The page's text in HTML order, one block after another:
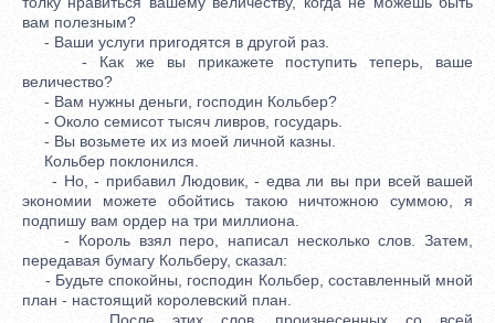
вам полезным?
- Ваши услуги пригодятся в другой раз.
- Как же вы прикажете поступить теперь, ваше
величество?
- Вам нужны деньги, господин Кольбер?
- Около семисот тысяч ливров, государь.
- Вы возьмете их из моей личной казны.
Кольбер поклонился.
- Но, - прибавил Людовик, - едва ли вы при всей вашей
экономии можете обойтись такою ничтожною суммою, я
подпишу вам ордер на три миллиона.
- Король взял перо, написал несколько слов. Затем,
передавая бумагу Кольберу, сказал:
- Будьте спокойны, господин Кольбер, составленный мной
план - настоящий королевский план.
После этих слов, произнесенных со всей